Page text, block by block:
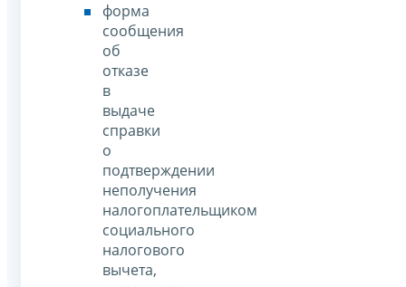
форма
сообщения
об
отказе
в
выдаче
справки
о
подтверждении
неполучения
налогоплательщиком
социального
налогового
вычета,